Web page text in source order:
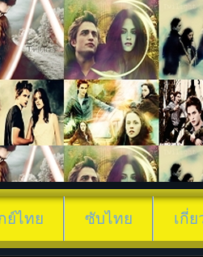
The Tale of Lady Ok พาก
ย์ไทย ซับไทย เกี่ย